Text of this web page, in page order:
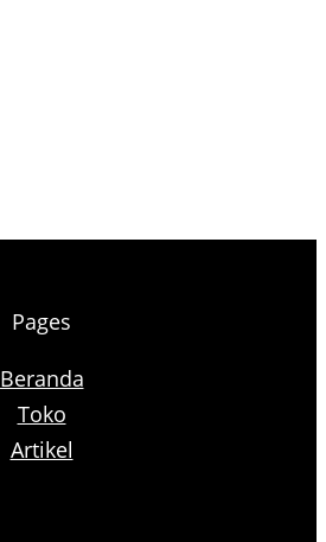
Pages
Beranda
Toko
Artikel